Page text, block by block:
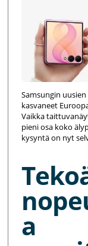
Samsungin
kasvaneet
Vaikka
pieni osa koko
kysyntä on nyt
a